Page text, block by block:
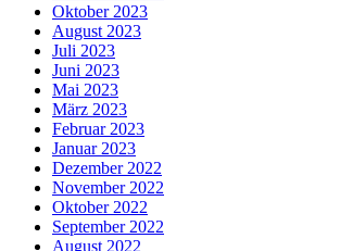
Oktober 2023
August 2023
Juli 2023
Juni 2023
Mai 2023
März 2023
Februar 2023
Januar 2023
Dezember 2022
November 2022
Oktober 2022
September 2022
August 2022